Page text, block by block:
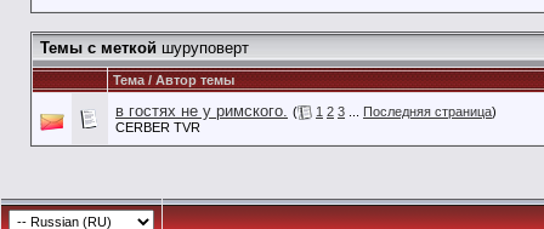
Темы с меткой шуруповерт
Тема / Автор темы
в гостях не у римского. ( 1 2 3 Последняя страница)
CERBER TVR